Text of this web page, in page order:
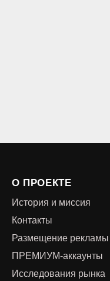
О ПРОЕКТЕ
История и миссия
Контакты
Размещение рекламы
ПРЕМИУМ-аккаунты
Исследования рынка